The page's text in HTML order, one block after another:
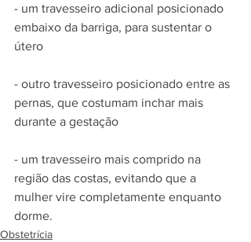
- um travesseiro adicional posicionado
embaixo da barriga, para sustentar o
útero
- outro travesseiro posicionado entre as
pernas, que costumam inchar mais
durante a gestação
- um travesseiro mais comprido na
região das costas, evitando que a
mulher vire completamente enquanto
dorme.
Obstetrícia